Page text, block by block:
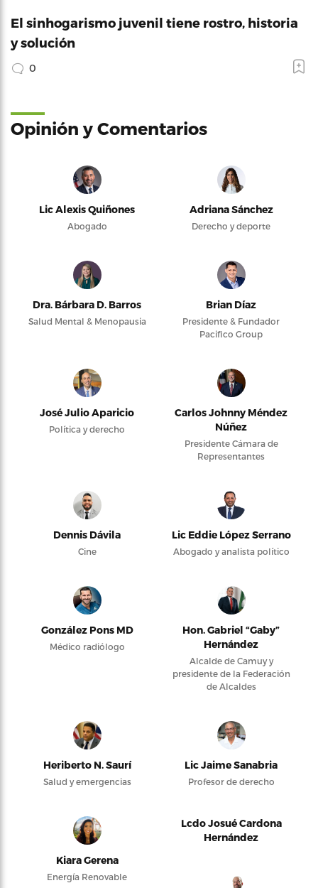
El sinhogarismo juvenil tiene rostro, historia
y solución
0
Opinión y Comentarios
Lic Alexis Quiñones
Abogado
Adriana Sánchez
Derecho y deporte
Dra. Bárbara D. Barros
Salud Mental & Menopausia
Brian Díaz
Presidente & Fundador
Pacifico Group
José Julio Aparicio
Política y derecho
Carlos Johnny Méndez
Núñez
Presidente Cámara de
Representantes
Dennis Dávila
Cine
Lic Eddie López Serrano
Abogado y analista político
González Pons MD
Médico radiólogo
Hon. Gabriel “Gaby”
Hernández
Alcalde de Camuy y
presidente de la Federación
de Alcaldes
Heriberto N. Saurí
Salud y emergencias
Lic Jaime Sanabria
Profesor de derecho
Kiara Gerena
Energía Renovable
Lcdo Josué Cardona
Hernández